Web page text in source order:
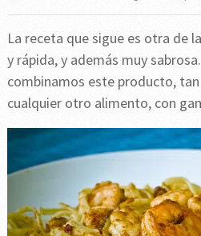
La receta que sigue es otra de
y rápida, y además muy
combinamos este producto,
cualquier otro alimento, con